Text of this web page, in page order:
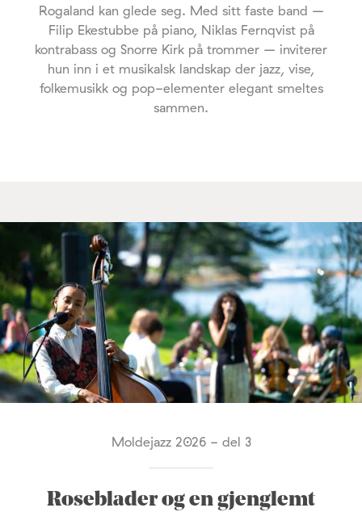
Rogaland kan glede seg. Med sitt faste band –
Filip Ekestubbe på piano, Niklas Fernqvist på
kontrabass og Snorre Kirk på trommer – inviterer
hun inn i et musikalsk landskap der jazz, vise,
folkemusikk og pop-elementer elegant smeltes
sammen.
Moldejazz 2026 - del 3
Roseblader og en gjenglemt